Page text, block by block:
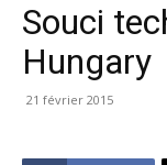
Souci
Hungary
21 février 2015